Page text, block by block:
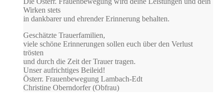
Wirken stets
in dankbarer und ehrender Erinnerung behalten.
Geschätzte Trauerfamilien,
viele schöne Erinnerungen sollen euch über den Verlust
trösten
und durch die Zeit der Trauer tragen.
Unser aufrichtiges Beileid!
Österr. Frauenbewegung Lambach-Edt
Christine Oberndorfer (Obfrau)